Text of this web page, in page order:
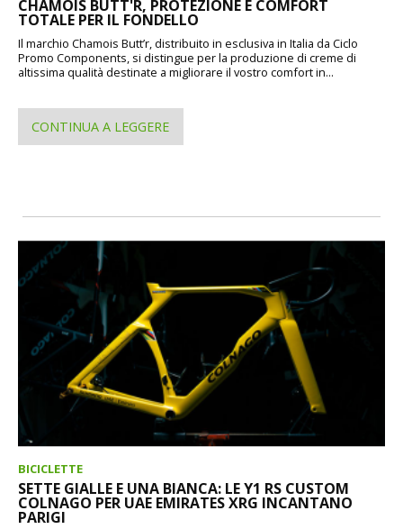
CHAMOIS BUTT'R, PROTEZIONE E COMFORT
TOTALE PER IL FONDELLO
Il marchio Chamois Butt’r, distribuito in esclusiva in Italia da Ciclo
Promo Components, si distingue per la produzione di creme di
altissima qualità destinate a migliorare il vostro comfort in...
CONTINUA A LEGGERE
BICICLETTE
SETTE GIALLE E UNA BIANCA: LE Y1 RS CUSTOM
COLNAGO PER UAE EMIRATES XRG INCANTANO
PARIGI